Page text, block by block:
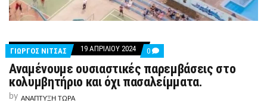
ΓΙΩΡΓΟΣ ΝΙΤΣΑΣ 19 ΑΠΡΙΛΊΟΥ 2024 0 COMMENTS
ON
ΑΝΑΜΈΝΟΥΜΕ
ΟΥΣΙΑΣΤΙΚΈΣ
ΠΑΡΕΜΒΆΣΕΙΣ
Αναμένουμε ουσιαστικές παρεμβάσεις στο
κολυμβητήριο και όχι πασαλείμματα.
by ΑΝΑΠΤΥΞΗ ΤΩΡΑ